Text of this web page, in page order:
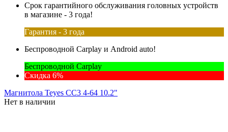
Срок гарантийного обслуживания головных устройств
в магазине - 3 года!
Гарантия - 3 года
Беспроводной Carplay и Android auto!
Беспроводной Carplay
Скидка 6%
Магнитола Teyes CC3 4-64 10.2"
Нет в наличии